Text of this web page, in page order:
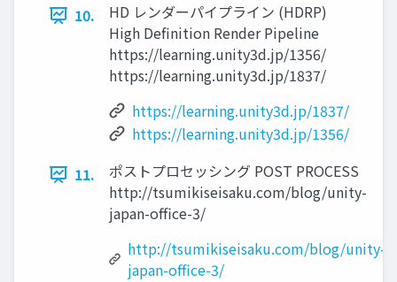
10.
HD レンダーパイプライン (HDRP)
High Definition Render Pipeline
https://learning.unity3d.jp/1356/
https://learning.unity3d.jp/1837/
https://learning.unity3d.jp/1837/
https://learning.unity3d.jp/1356/
11.
ポストプロセッシング POST PROCESS
http://tsumikiseisaku.com/blog/unity-
japan-office-3/
http://tsumikiseisaku.com/blog/unity-
japan-office-3/